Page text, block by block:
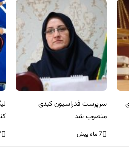
لیگ NBA| پیروزی صدرنشینان
کنفرانس شرق و شکست لیکرز در
غیاب جیمز
7 ماه پیش